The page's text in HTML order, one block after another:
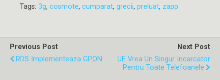
Tags: 3g, cosmote, cumparat, grecii, preluat, zapp
Previous Post
RDS Implementeaza GPON
Next Post
UE Vrea Un Singur Incarcator
Pentru Toate Telefoanele